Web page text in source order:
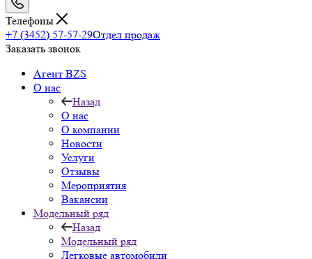
Телефоны
+7 (3452) 57-57-29Отдел продаж
Заказать звонок
Агент BZS
О нас
Назад
О нас
О компании
Новости
Услуги
Отзывы
Мероприятия
Вакансии
Модельный ряд
Назад
Модельный ряд
Легковые автомобили